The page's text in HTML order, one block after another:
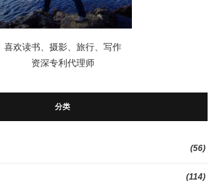
喜欢读书、摄影、旅行、写作
资深专利代理师
分类
(56)
(114)